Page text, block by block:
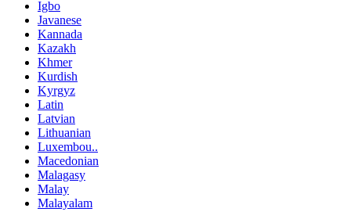
Igbo
Javanese
Kannada
Kazakh
Khmer
Kurdish
Kyrgyz
Latin
Latvian
Lithuanian
Luxembou..
Macedonian
Malagasy
Malay
Malayalam